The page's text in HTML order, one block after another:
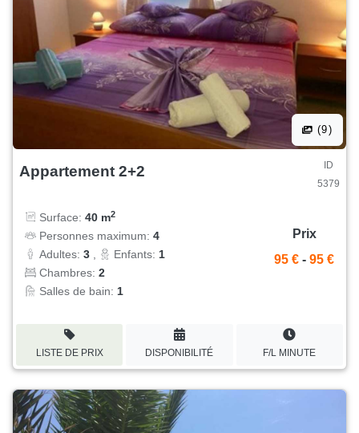
(9)
Appartement 2+2
ID
5379
Surface: 40 m2
Personnes maximum: 4
Adultes: 3 , Enfants: 1
Chambres: 2
Salles de bain: 1
Prix
95 € - 95 €
LISTE DE PRIX DISPONIBILITÉ F/L MINUTE